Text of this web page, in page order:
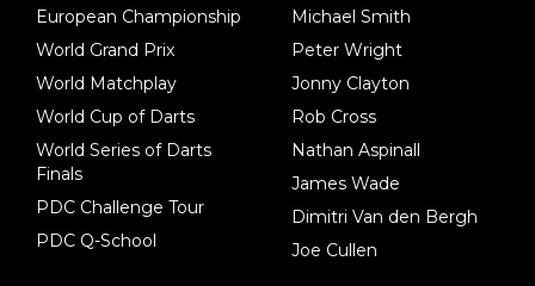
European Championship
World Grand Prix
World Matchplay
World Cup of Darts
World Series of Darts
Finals
PDC Challenge Tour
PDC Q-School
Michael Smith
Peter Wright
Jonny Clayton
Rob Cross
Nathan Aspinall
James Wade
Dimitri Van den Bergh
Joe Cullen